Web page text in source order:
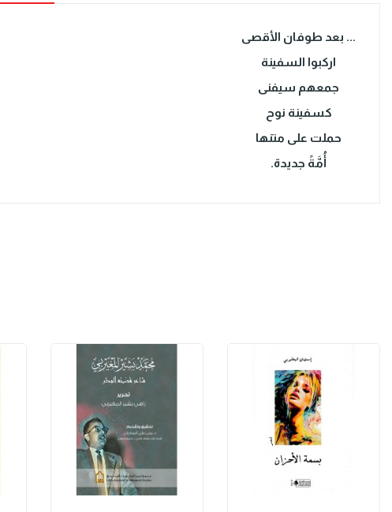
... بعد طوفان الأقصى
اركبوا السفينة
جمعهم سيفنى
كسفينة نوح
حملت على متنها
أُمَّةً جديدة.